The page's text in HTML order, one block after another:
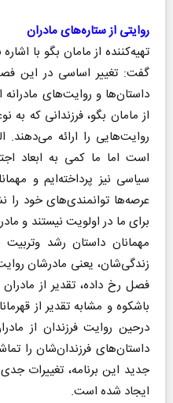
روایتی از ستاره‌های مادران
تهیه‌کننده از مامان بگو با
گفت:‌ تغییر اساسی در این
داستان‌ها و روایت‌های مادرانه
از مامان بگو، فرزندانی که
روایت‌هایی را ارائه می‌دهند.
است اما ما کمی به ابعاد
سیاسی نیز پرداخته‌ایم و
عرصه‌ها توانمندی‌های خود را
برای ما در اولویت نیستند و
مهمانان داستان رشد
زندگی‌شان، یعنی مادرشان
فصل رخ داده، تقدیر از
باشکوه و مشابه تقدیر از
درحین روایت فرزندان از
داستان‌های فرزندان‌شان را
جدید این برنامه، تغییرات
ایجاد شده است.